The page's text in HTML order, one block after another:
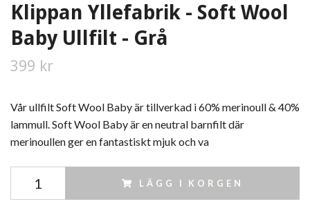
Klippan Yllefabrik - Soft Wool
Baby Ullfilt - Grå
399 kr
Vår ullfilt Soft Wool Baby är tillverkad i 60% merinoull & 40%
lammull. Soft Wool Baby är en neutral barnfilt där
merinoullen ger en fantastiskt mjuk och va
LÄGG I KORGEN